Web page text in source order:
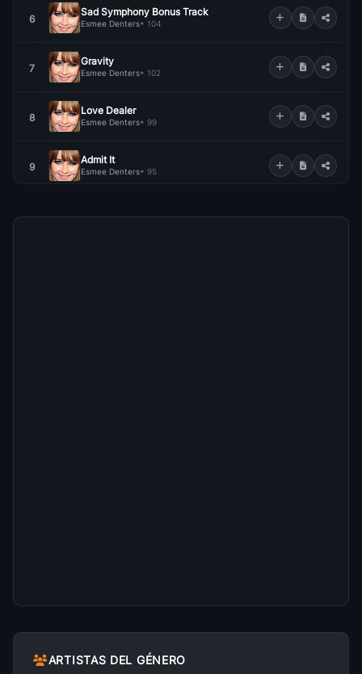
6
Sad Symphony Bonus Track
Esmee Denters• 104
7
Gravity
Esmee Denters• 102
8
Love Dealer
Esmee Denters• 99
9
Admit It
Esmee Denters• 95
10 Esmee Denters• 95
ARTISTAS DEL GÉNERO